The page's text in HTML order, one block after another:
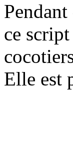
ce
Elle est